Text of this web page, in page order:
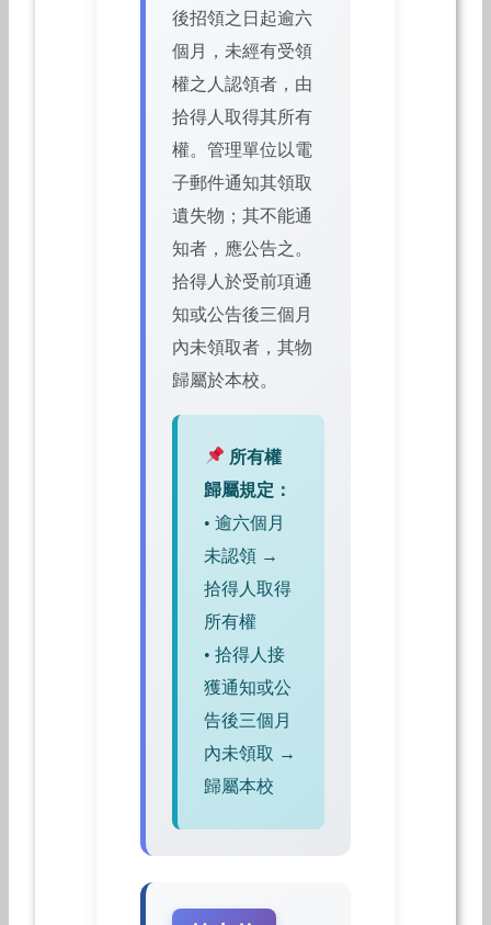
後招領之日起逾六
個月，未經有受領
權之人認領者，由
拾得人取得其所有
權。管理單位以電
子郵件通知其領取
遺失物；其不能通
知者，應公告之。
拾得人於受前項通
知或公告後三個月
內未領取者，其物
歸屬於本校。
所有權
歸屬規定：
• 逾六個月
未認領 →
拾得人取得
所有權
• 拾得人接
獲通知或公
告後三個月
內未領取 →
歸屬本校